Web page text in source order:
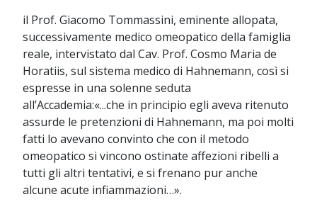
il Prof. Giacomo Tommassini, eminente allopata,
successivamente medico omeopatico della famiglia
reale, intervistato dal Cav. Prof. Cosmo Maria de
Horatiis, sul sistema medico di Hahnemann, così si
espresse in una solenne seduta
all’Accademia:«...che in principio egli aveva ritenuto
assurde le pretenzioni di Hahnemann, ma poi molti
fatti lo avevano convinto che con il metodo
omeopatico si vincono ostinate affezioni ribelli a
tutti gli altri tentativi, e si frenano pur anche
alcune acute infiammazioni…».